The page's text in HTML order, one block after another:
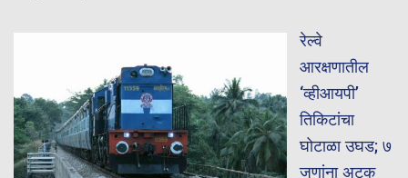
रेल्वे
आरक्षणातील
‘व्हीआयपी’
तिकिटांचा
घोटाळा उघड; ७
जणांना अटक